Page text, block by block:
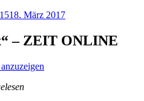
18. März 2017
– ZEIT ONLINE